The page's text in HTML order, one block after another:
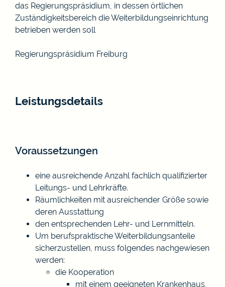
das Regierungspräsidium, in dessen örtlichen
Zuständigkeitsbereich die Weiterbildungseinrichtung
betrieben werden soll
Regierungspräsidium Freiburg
Leistungsdetails
Voraussetzungen
eine ausreichende Anzahl fachlich qualifizierter
Leitungs- und Lehrkräfte.
Räumlichkeiten mit ausreichender Größe sowie
deren Ausstattung
den entsprechenden Lehr- und Lernmitteln.
Um berufspraktische Weiterbildungsanteile
sicherzustellen, muss folgendes nachgewiesen
werden:
die Kooperation
mit einem geeigneten Krankenhaus,